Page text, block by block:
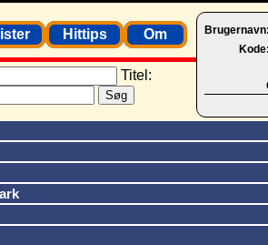
Hittips Om
Titel: